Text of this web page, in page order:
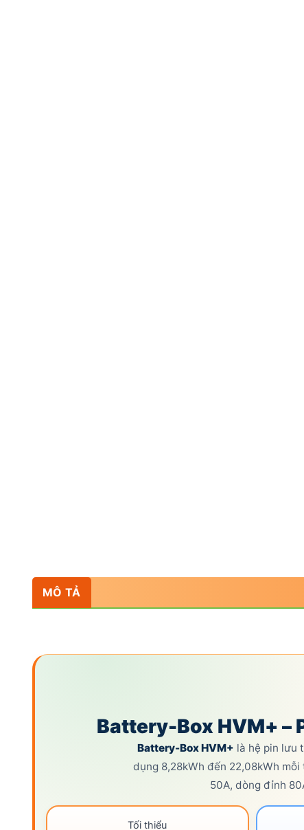
MÔ TẢ
Battery-Box HVM+ –
Battery-Box HVM+ là hệ pin lưu
dụng 8,28kWh đến 22,08kWh
50A, dòng đỉnh
Tối thiểu